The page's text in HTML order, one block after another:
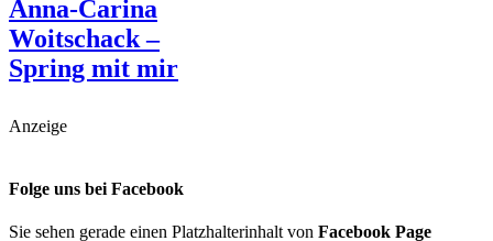
Anna-Carina
Woitschack –
Spring mit mir
Anzeige
Folge uns bei Facebook
Sie sehen gerade einen Platzhalterinhalt von Facebook Page